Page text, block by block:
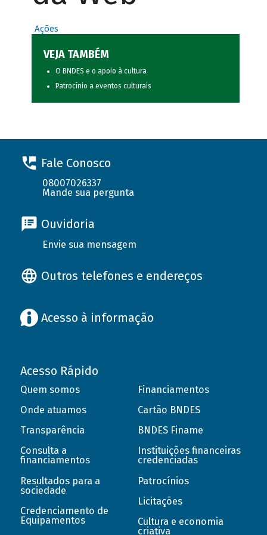
Ações
VEJA TAMBÉM
O BNDES e o apoio à cultura
Patrocínio a eventos culturais
Fale Conosco
08007026337
Mande sua pergunta
Ouvidoria
Envie sua mensagem
Outros telefones e endereços
Acesso à informação
Acesso Rápido
Quem somos
Onde atuamos
Transparência
Consulta a
financiamentos
Resultados para a
sociedade
Credenciamento de
Equipamentos
Financiamentos
Cartão BNDES
BNDES Finame
Instituições financeiras
credenciadas
Patrocínios
Licitações
Cultura e economia
criativa